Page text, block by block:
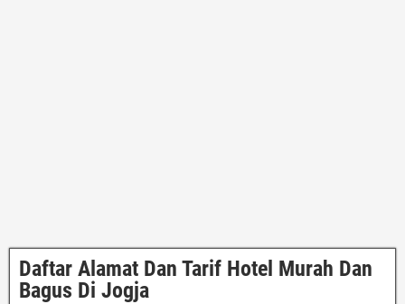
Daftar Alamat Dan Tarif Hotel Murah Dan
Bagus Di Jogja